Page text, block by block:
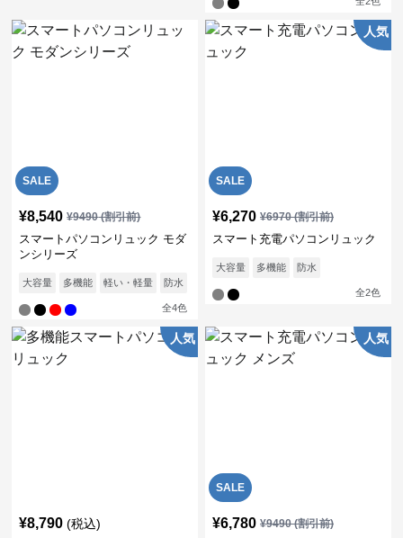
SALE
¥8,540 ¥9490(割引前)
スマートパソコンリュック モダ
ンシリーズ
大容量 多機能 軽い・軽量 防水
全4色
SALE
人気
¥6,270 ¥6970(割引前)
スマート充電パソコンリュック
大容量 多機能 防水
全2色
人気
¥8,790 (税込)
SALE
人気
¥6,780 ¥9490(割引前)